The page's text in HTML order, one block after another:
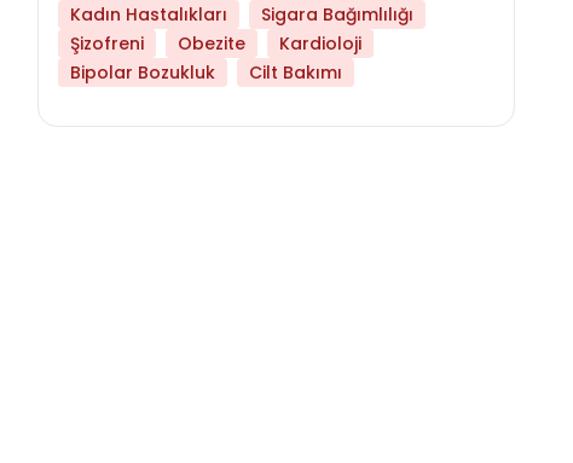
Kadın Hastalıkları
Sigara Bağımlılığı
Şizofreni
Obezite
Kardioloji
Bipolar Bozukluk
Cilt Bakımı